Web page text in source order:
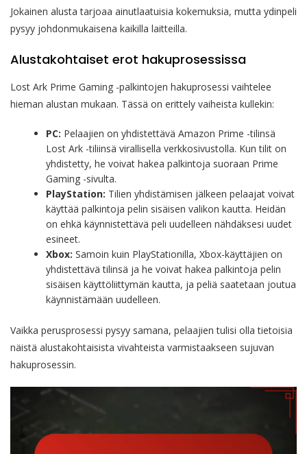
Jokainen alusta tarjoaa ainutlaatuisia kokemuksia, mutta ydinpeli
pysyy johdonmukaisena kaikilla laitteilla.
Alustakohtaiset erot hakuprosessissa
Lost Ark Prime Gaming -palkintojen hakuprosessi vaihtelee
hieman alustan mukaan. Tässä on erittely vaiheista kullekin:
PC: Pelaajien on yhdistettävä Amazon Prime -tilinsä
Lost Ark -tiliinsä virallisella verkkosivustolla. Kun tilit on
yhdistetty, he voivat hakea palkintoja suoraan Prime
Gaming -sivulta.
PlayStation: Tilien yhdistämisen jälkeen pelaajat voivat
käyttää palkintoja pelin sisäisen valikon kautta. Heidän
on ehkä käynnistettävä peli uudelleen nähdäksesi uudet
esineet.
Xbox: Samoin kuin PlayStationilla, Xbox-käyttäjien on
yhdistettävä tilinsä ja he voivat hakea palkintoja pelin
sisäisen käyttöliittymän kautta, ja peliä saatetaan joutua
käynnistämään uudelleen.
Vaikka perusprosessi pysyy samana, pelaajien tulisi olla tietoisia
näistä alustakohtaisista vivahteista varmistaakseen sujuvan
hakuprosessin.